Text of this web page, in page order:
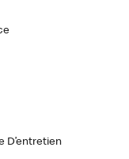
D’entretien